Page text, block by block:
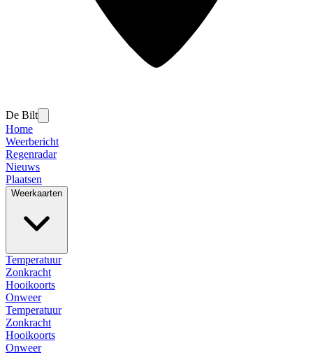
De Bilt
Home
Weerbericht
Regenradar
Nieuws
Plaatsen
Weerkaarten
Temperatuur
Zonkracht
Hooikoorts
Onweer
Temperatuur
Zonkracht
Hooikoorts
Onweer